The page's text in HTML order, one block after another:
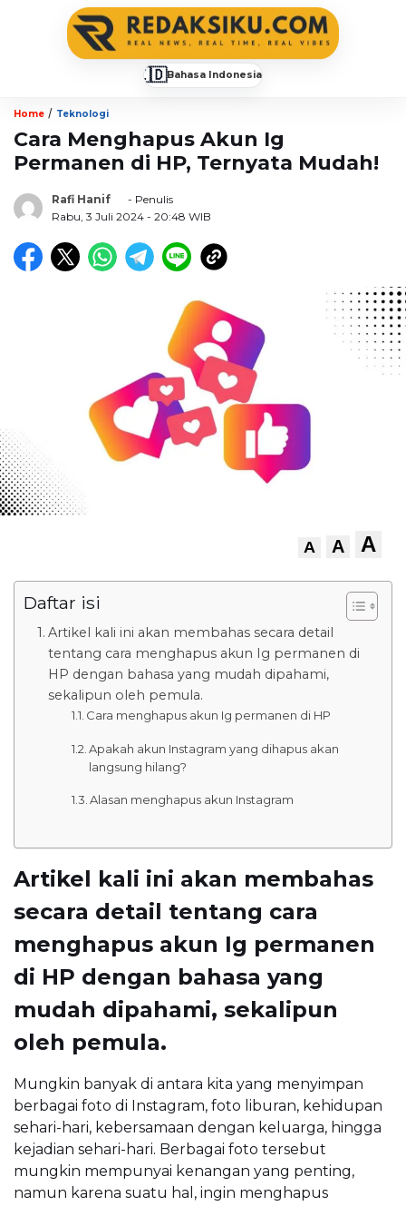
🇮🇩Bahasa Indonesia
Home / Teknologi
Cara Menghapus Akun Ig
Permanen di HP, Ternyata Mudah!
Rafi Hanif
- Penulis
Rabu, 3 Juli 2024 - 20:48 WIB
A A A
Daftar isi
Artikel kali ini akan membahas secara detail
tentang cara menghapus akun Ig permanen di
HP dengan bahasa yang mudah dipahami,
sekalipun oleh pemula.
Cara menghapus akun Ig permanen di HP
Apakah akun Instagram yang dihapus akan
langsung hilang?
Alasan menghapus akun Instagram
Artikel kali ini akan membahas
secara detail tentang cara
menghapus akun Ig permanen
di HP dengan bahasa yang
mudah dipahami, sekalipun
oleh pemula.
Mungkin banyak di antara kita yang menyimpan
berbagai foto di Instagram, foto liburan, kehidupan
sehari-hari, kebersamaan dengan keluarga, hingga
kejadian sehari-hari. Berbagai foto tersebut
mungkin mempunyai kenangan yang penting,
namun karena suatu hal, ingin menghapus